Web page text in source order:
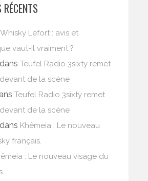
Whisky Lefort : avis et
vaut-il vraiment ?
dansTeufel Radio 3sixty remet
de la scène
Teufel Radio 3sixty remet
de la scène
dans Khêmeia : Le nouveau
français.
: Le nouveau visage du